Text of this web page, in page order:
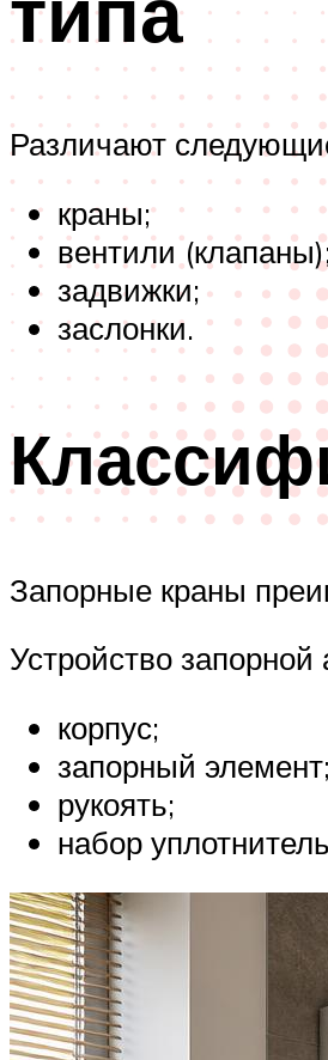
Различают
краны;
вентили
задвижки;
заслонки.
Запорные краны
Устройство
корпус;
запорный элемент;
рукоять;
набор